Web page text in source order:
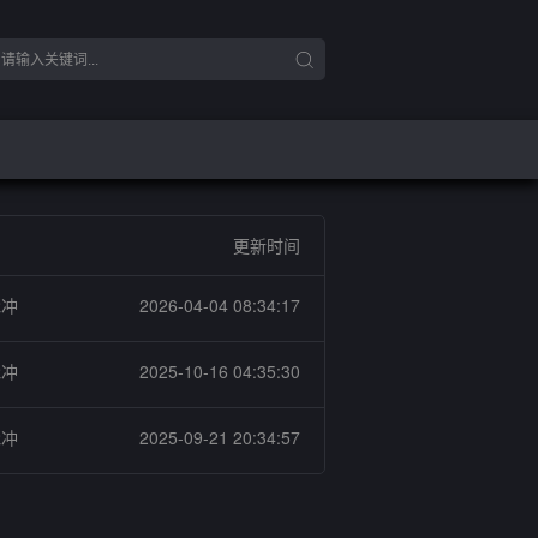
更新时间
2026-04-04 08:34:17
2025-10-16 04:35:30
2025-09-21 20:34:57